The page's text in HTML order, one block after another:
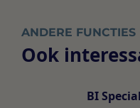
ANDERE FUNCTIES
Ook
BI